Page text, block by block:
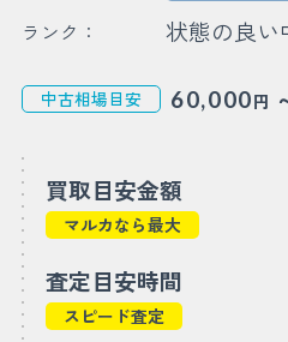
ランク： 状態の良い
中古相場目安 60,000円
買取目安金額
マルカなら最大
査定目安時間
スピード査定